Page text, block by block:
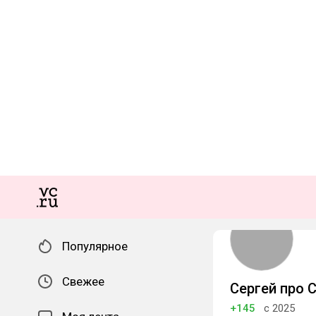
Популярное
Свежее Сергей про
+145
с 2025